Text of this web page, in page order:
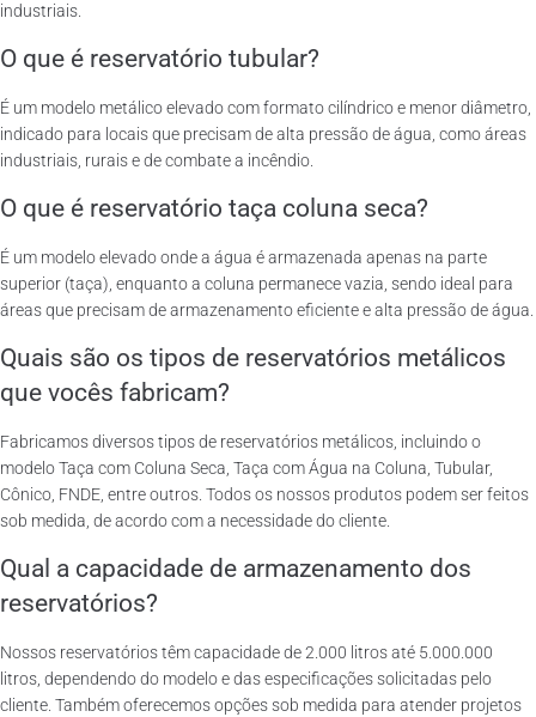
industriais.
O que é reservatório tubular?
É um modelo metálico elevado com formato cilíndrico e menor diâmetro,
indicado para locais que precisam de alta pressão de água, como áreas
industriais, rurais e de combate a incêndio.
O que é reservatório taça coluna seca?
É um modelo elevado onde a água é armazenada apenas na parte
superior (taça), enquanto a coluna permanece vazia, sendo ideal para
áreas que precisam de armazenamento eficiente e alta pressão de água.
Quais são os tipos de reservatórios metálicos
que vocês fabricam?
Fabricamos diversos tipos de reservatórios metálicos, incluindo o
modelo Taça com Coluna Seca, Taça com Água na Coluna, Tubular,
Cônico, FNDE, entre outros. Todos os nossos produtos podem ser feitos
sob medida, de acordo com a necessidade do cliente.
Qual a capacidade de armazenamento dos
reservatórios?
Nossos reservatórios têm capacidade de 2.000 litros até 5.000.000
litros, dependendo do modelo e das especificações solicitadas pelo
cliente. Também oferecemos opções sob medida para atender projetos